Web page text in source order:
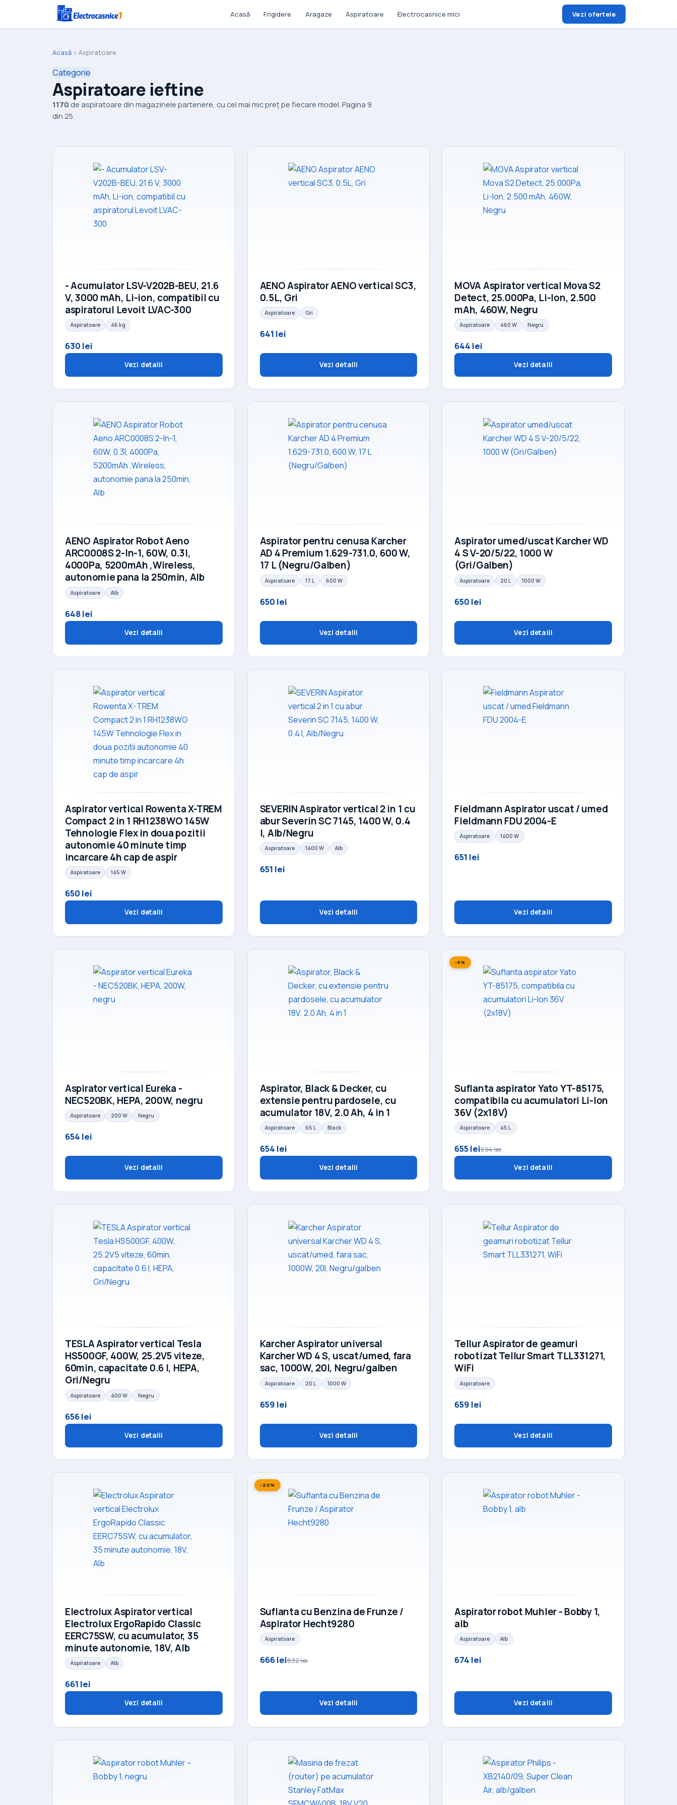
Acasă Frigidere Aragaze Aspiratoare Electrocasnice mici Vezi ofertele
Acasă › Aspiratoare
Categorie
Aspiratoare ieftine
1170 de aspiratoare din magazinele partenere, cu cel mai mic preț pe fiecare model. Pagina 9
din 25.
- Acumulator LSV-V202B-BEU, 21.6
V, 3000 mAh, Li-ion, compatibil cu
aspiratorul Levoit LVAC-300
Aspiratoare 46 kg
630 lei
Vezi detalii
AENO Aspirator AENO vertical SC3,
0.5L, Gri
Aspiratoare Gri
641 lei
Vezi detalii
MOVA Aspirator vertical Mova S2
Detect, 25.000Pa, Li-Ion, 2.500
mAh, 460W, Negru
Aspiratoare 460 W Negru
644 lei
Vezi detalii
AENO Aspirator Robot Aeno
ARC0008S 2-In-1, 60W, 0.3l,
4000Pa, 5200mAh ,Wireless,
autonomie pana la 250min, Alb
Aspiratoare Alb
648 lei
Vezi detalii
Aspirator pentru cenusa Karcher
AD 4 Premium 1.629-731.0, 600 W,
17 L (Negru/Galben)
Aspiratoare 17 L 600 W
650 lei
Vezi detalii
Aspirator umed/uscat Karcher WD
4 S V-20/5/22, 1000 W
(Gri/Galben)
Aspiratoare 20 L 1000 W
650 lei
Vezi detalii
Aspirator vertical Rowenta X-TREM
Compact 2 in 1 RH1238WO 145W
Tehnologie Flex in doua pozitii
autonomie 40 minute timp
incarcare 4h cap de aspir
Aspiratoare 145 W
650 lei
Vezi detalii
SEVERIN Aspirator vertical 2 in 1 cu
abur Severin SC 7145, 1400 W, 0.4
l, Alb/Negru
Aspiratoare 1400 W Alb
651 lei
Vezi detalii
Fieldmann Aspirator uscat / umed
Fieldmann FDU 2004-E
Aspiratoare 1400 W
651 lei
Vezi detalii
Aspirator vertical Eureka -
NEC520BK, HEPA, 200W, negru
Aspiratoare 200 W Negru
654 lei
Vezi detalii
Aspirator, Black & Decker, cu
extensie pentru pardosele, cu
acumulator 18V, 2.0 Ah, 4 in 1
Aspiratoare 65 L Black
654 lei
Vezi detalii
-6%
Suflanta aspirator Yato YT-85175,
compatibila cu acumulatori Li-Ion
36V (2x18V)
Aspiratoare 45 L
655 lei694 lei
Vezi detalii
TESLA Aspirator vertical Tesla
HS500GF, 400W, 25.2V5 viteze,
60min, capacitate 0.6 l, HEPA,
Gri/Negru
Aspiratoare 400 W Negru
656 lei
Vezi detalii
Karcher Aspirator universal
Karcher WD 4 S, uscat/umed, fara
sac, 1000W, 20l, Negru/galben
Aspiratoare 20 L 1000 W
659 lei
Vezi detalii
Tellur Aspirator de geamuri
robotizat Tellur Smart TLL331271,
WiFi
Aspiratoare
659 lei
Vezi detalii
Electrolux Aspirator vertical
Electrolux ErgoRapido Classic
EERC75SW, cu acumulator, 35
minute autonomie, 18V, Alb
Aspiratoare Alb
661 lei
Vezi detalii
-20%
Suflanta cu Benzina de Frunze /
Aspirator Hecht9280
Aspiratoare
666 lei832 lei
Vezi detalii
Aspirator robot Muhler - Bobby 1,
alb
Aspiratoare Alb
674 lei
Vezi detalii